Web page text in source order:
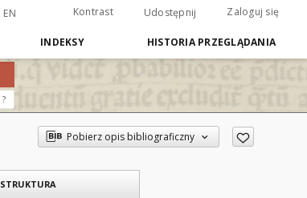
EN Kontrast Udostępnij Zaloguj się
INDEKSY HISTORIA PRZEGLĄDANIA
?
Pobierz opis bibliograficzny
STRUKTURA